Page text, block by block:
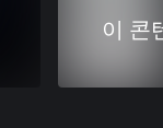
이 콘